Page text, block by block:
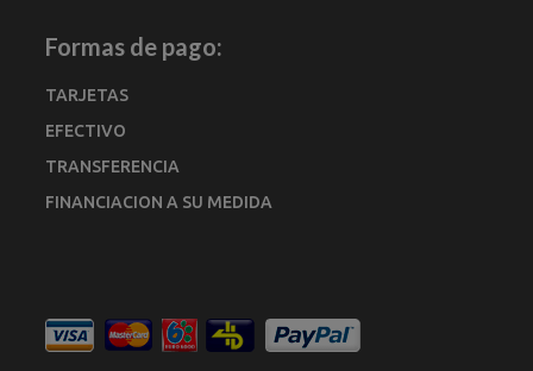
Formas de pago:
TARJETAS
EFECTIVO
TRANSFERENCIA
FINANCIACION A SU MEDIDA